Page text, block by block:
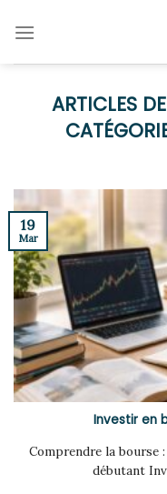
Investir en
Comprendre la bourse
débutant
19
Mar